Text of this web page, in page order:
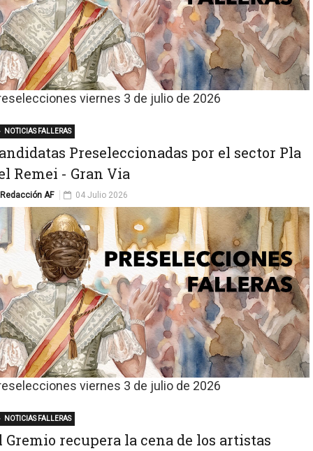
viernes 3 de julio de 2026
Preseleccionadas por el sector Pla
Remei - Gran Via
Redacción AF
NOTICIAS FALLERAS
04 Julio 2026
viernes 3 de julio de 2026
Gremio recupera la cena de los artistas
NOTICIAS FALLERAS